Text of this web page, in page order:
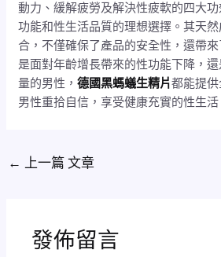
動力、緩解疲勞及解決性疲軟的四大
功能和性生活品質的理想選擇。其天
合，不僅確保了產品的安全性，還帶
是面對年齡增長帶來的性功能下降，
量的男性，德國黑螞蟻生精片都能提
男性重拾自信，享受健康充實的性生活
← 上一篇 文章
發佈留言